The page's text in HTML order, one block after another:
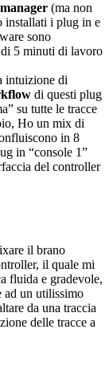
(ma non
installati i plug in e
sono
5 minuti di lavoro
intuizione di
di questi plug
su tutte le tracce
Ho un mix di
in 8
in “console 1”
del controller
il brano
il quale mi
fluida e gradevole,
ad un utilissimo
da una traccia
delle tracce a